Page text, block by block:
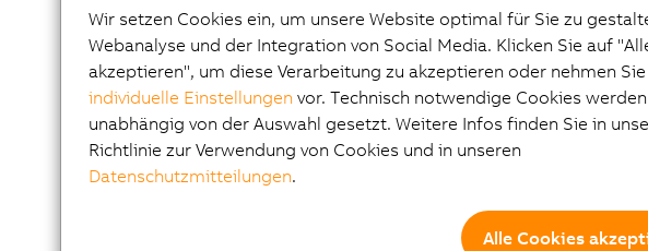
industriellen Echtzeit-Ethernet POWERLINK und
CAN-basierten Netzwerken.
Schrittmotoren
direkt ansteuern
Wir setzen Cookies ein, um unsere Website optimal für Sie zu
Webanalyse und der Integration von Social Media. Klicken Sie auf
akzeptieren", um diese Verarbeitung zu akzeptieren oder nehmen Sie
individuelle Einstellungen vor. Technisch notwendige Cookies werden
unabhängig von der Auswahl gesetzt. Weitere Infos finden Sie in
Richtlinie zur Verwendung von Cookies und in unseren
Datenschutzmitteilungen.
Alle Cookies